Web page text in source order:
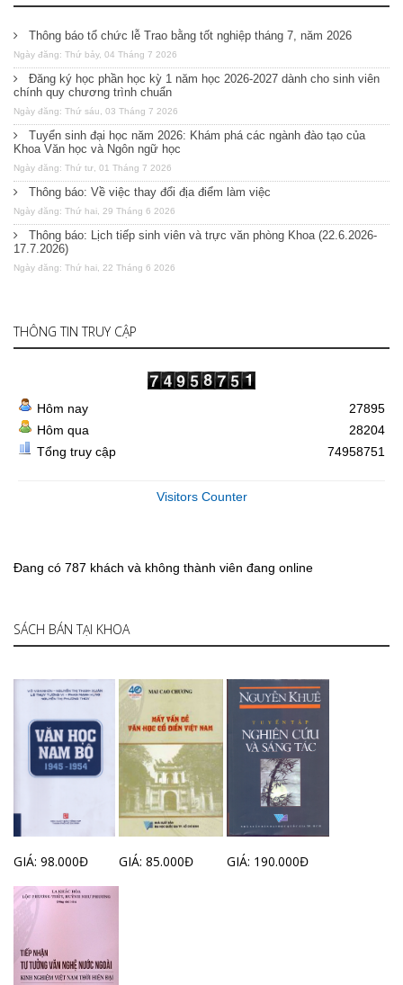
Thông báo tổ chức lễ Trao bằng tốt nghiệp tháng 7, năm 2026
Ngày đăng: Thứ bảy, 04 Tháng 7 2026
Đăng ký học phần học kỳ 1 năm học 2026-2027 dành cho sinh viên
chính quy chương trình chuẩn
Ngày đăng: Thứ sáu, 03 Tháng 7 2026
Tuyển sinh đại học năm 2026: Khám phá các ngành đào tạo của
Khoa Văn học và Ngôn ngữ học
Ngày đăng: Thứ tư, 01 Tháng 7 2026
Thông báo: Về việc thay đổi địa điểm làm việc
Ngày đăng: Thứ hai, 29 Tháng 6 2026
Thông báo: Lịch tiếp sinh viên và trực văn phòng Khoa (22.6.2026-
17.7.2026)
Ngày đăng: Thứ hai, 22 Tháng 6 2026
THÔNG TIN TRUY CẬP
Hôm nay
Hôm qua
Tổng truy cập
27895
28204
74958751
Visitors Counter
Đang có 787 khách và không thành viên đang online
SÁCH BÁN TẠI KHOA
GIÁ: 98.000Đ GIÁ: 85.000Đ GIÁ: 190.000Đ